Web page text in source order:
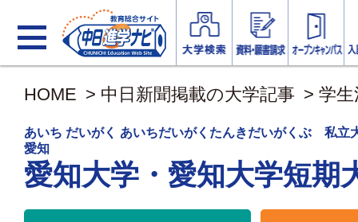
HOME > 中日新聞掲載の大学記事 > 学
あいち だいがく あいちだいがくたんきだいがくぶ 私
愛知
愛知大学・愛知大学短期